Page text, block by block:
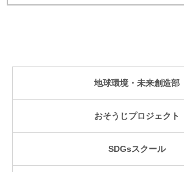
地球環境・未来創造部
おそうじプロジェクト
SDGsスクール